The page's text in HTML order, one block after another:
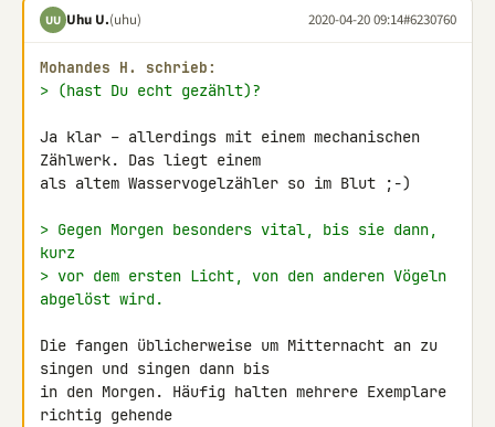
UU Uhu U.(uhu) 2020-04-20 09:14#6230760
Mohandes H. schrieb:
> (hast Du echt gezählt)?
Ja klar – allerdings mit einem mechanischen
Zählwerk. Das liegt einem
als altem Wasservogelzähler so im Blut ;-)
> Gegen Morgen besonders vital, bis sie dann,
kurz
> vor dem ersten Licht, von den anderen Vögeln
abgelöst wird.
Die fangen üblicherweise um Mitternacht an zu
singen und singen dann bis
in den Morgen. Häufig halten mehrere Exemplare
richtig gehende